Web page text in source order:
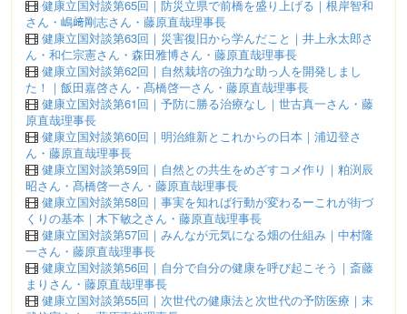
健康立国対談第65回｜防災立県で前橋を盛り上げる｜根岸智和
さん・嶋﨑剛志さん・藤原直哉理事長
健康立国対談第63回｜災害復旧から学んだこと｜井上永太郎さ
ん・和仁宗憲さん・森田雅博さん・藤原直哉理事長
健康立国対談第62回｜自然栽培の強力な助っ人を開発しまし
た！｜飯田嘉啓さん・髙橋啓一さん・藤原直哉理事長
健康立国対談第61回｜予防に勝る治療なし｜世古真一さん・藤
原直哉理事長
健康立国対談第60回｜明治維新とこれからの日本｜浦辺登さ
ん・藤原直哉理事長
健康立国対談第59回｜自然との共生をめざすコメ作り｜粕渕辰
昭さん・髙橋啓一さん・藤原直哉理事長
健康立国対談第58回｜事実を知れば行動が変わるーこれが街づ
くりの基本｜木下敏之さん・藤原直哉理事長
健康立国対談第57回｜みんなが元気になる畑の仕組み｜中村隆
一さん・藤原直哉理事長
健康立国対談第56回｜自分で自分の健康を呼び起こそう｜斎藤
まりさん・藤原直哉理事長
健康立国対談第55回｜次世代の健康法と次世代の予防医療｜末